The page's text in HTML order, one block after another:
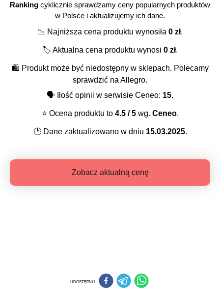
Ranking cyklicznie sprawdzamy ceny popularnych produktów
w Polsce i aktualizujemy ich dane.
📉 Najniższa cena produktu wynosiła 0 zł.
🏷️ Aktualna cena produktu wynosi 0 zł.
🛍️ Produkt może być niedostępny w sklepach. Polecamy
sprawdzić na Allegro.
🗣️ Ilość opinii w serwisie Ceneo: 15.
⭐️ Ocena produktu to 4.5/ 5wg. Ceneo.
🕑Dane zaktualizowano w dniu 15.03.2025.
Zobacz aktualną cenę
UDOSTĘPNIJ